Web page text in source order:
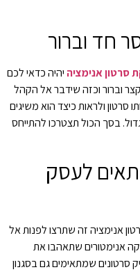
חד וברור
סרטון אנימציה יהיה כדאי לכם
וברור וכזה שידבר אל הקהל
ולראות כיצד הוא משיגים
בסך הכול תצטרכו להתייחס
לעסק
אנימציה זה שתרצו לפנות אל
אנימטורים שתאהבו את
סרטונים שמתאימים גם בסגנון